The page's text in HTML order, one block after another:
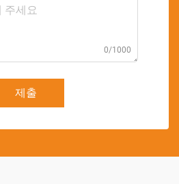
0/1000
제출